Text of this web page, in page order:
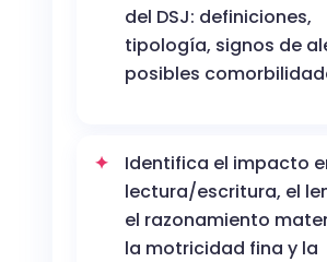
del DSJ: definiciones,
tipología, signos de
posibles
Identifica el impacto
lectura/escritura, el
el razonamiento
la motricidad fina y la